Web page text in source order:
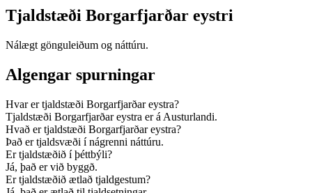
Tjaldstæði Borgarfjarðar eystri
Nálægt gönguleiðum og náttúru.
Algengar spurningar
Hvar er tjaldstæði Borgarfjarðar eystra?
Tjaldstæði Borgarfjarðar eystra er á Austurlandi.
Hvað er tjaldstæði Borgarfjarðar eystra?
Það er tjaldsvæði í nágrenni náttúru.
Er tjaldstæðið í þéttbýli?
Já, það er við byggð.
Er tjaldstæðið ætlað tjaldgestum?